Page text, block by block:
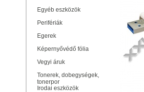
Egyéb eszközök
Perifériák
Egerek
Képernyővédő fólia
Vegyi áruk
Tonerek, dobegységek,
tonerpor
Irodai eszközök